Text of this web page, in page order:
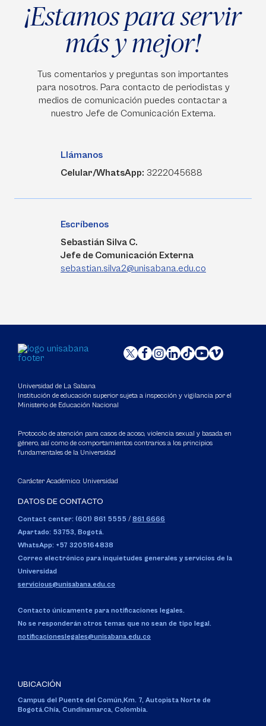
¡Estamos para servir
más y mejor!
Tus comentarios y preguntas son importantes
para nosotros. Para contacto de periodistas y
medios de comunicación puedes contactar a
nuestro Jefe de Comunicación Externa.
Llámanos
Celular/WhatsApp: 3222045688
Escríbenos
Sebastián Silva C.
Jefe de Comunicación Externa
sebastian.silva2@unisabana.edu.co
Universidad de La Sabana
Institución de educación superior sujeta a inspección y vigilancia por el
Ministerio de Educación Nacional
Protocolo de atención para casos de acoso, violencia sexual y basada en
género, así como de comportamientos contrarios a los principios
fundamentales de la Universidad
Carácter Académico: Universidad
DATOS DE CONTACTO
Contact center: (601) 861 5555 / 861 6666
Apartado: 53753, Bogotá.
WhatsApp: +57 3205164838
Correo electrónico para inquietudes generales y servicios de la
Universidad
servicious@unisabana.edu.co
Contacto únicamente para notificaciones legales.
No se responderán otros temas que no sean de tipo legal.
notificacioneslegales@unisabana.edu.co
UBICACIÓN
Campus del Puente del Común,Km. 7, Autopista Norte de
Bogotá.Chía, Cundinamarca, Colombia.